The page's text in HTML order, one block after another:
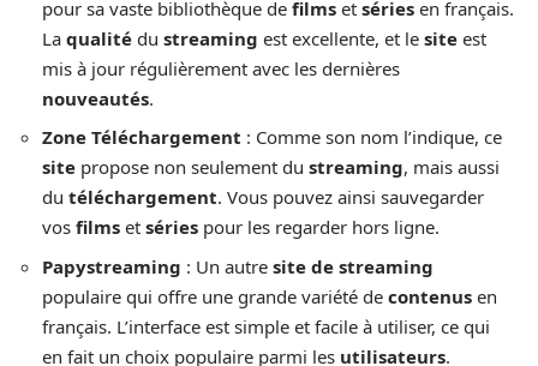
pour sa vaste bibliothèque de films et séries en français.
La qualité du streaming est excellente, et le site est
mis à jour régulièrement avec les dernières
nouveautés.
Zone Téléchargement : Comme son nom l’indique, ce
site propose non seulement du streaming, mais aussi
du téléchargement. Vous pouvez ainsi sauvegarder
vos films et séries pour les regarder hors ligne.
Papystreaming : Un autre site de streaming
populaire qui offre une grande variété de contenus en
français. L’interface est simple et facile à utiliser, ce qui
en fait un choix populaire parmi les utilisateurs.